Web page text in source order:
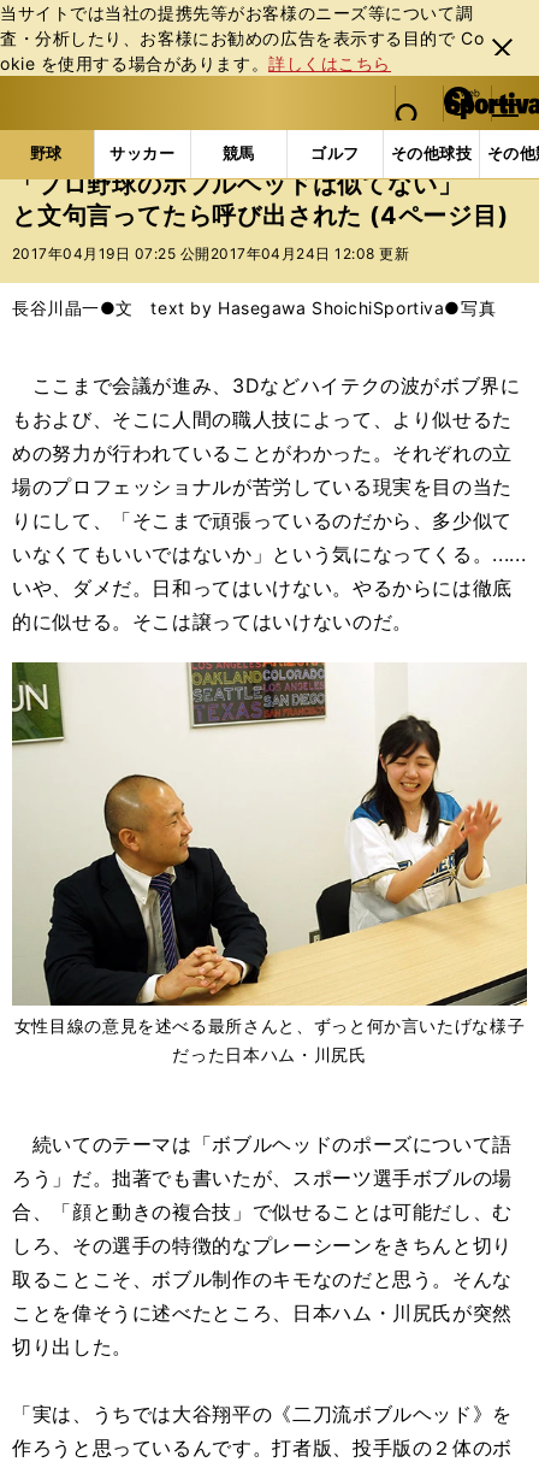
当サイトでは当社の提携先等がお客様のニーズ等について調
査・分析したり、お客様にお勧めの広告を表⽰する⽬的で Co
okie を使⽤する場合があります。詳しくはこちら
閉じ
る
web Sportiva (webスポルティーバ)
検索
マイペ
ー
ジ
メニュ
野球 サッカー 競馬 ゴルフ その他球技 その
b
ス
ポ
ル
バ
野球の記事一覧 プロ野球 「プロ野球のボブルヘッ
「プロ野球のボブルヘッドは似てない」
と文句言ってたら呼び出された (4ページ目)
2017年04月19日 07:25 公開 2017年04月24日 12:08 更新
長谷川晶一●文 text by Hasegawa ShoichiSportiva●写真
ここまで会議が進み、3Dなどハイテクの波がボブ界に
もおよび、そこに人間の職人技によって、より似せるた
めの努力が行われていることがわかった。それぞれの立
場のプロフェッショナルが苦労している現実を目の当た
りにして、「そこまで頑張っているのだから、多少似て
いなくてもいいではないか」という気になってくる。......
いや、ダメだ。日和ってはいけない。やるからには徹底
的に似せる。そこは譲ってはいけないのだ。
女性目線の意見を述べる最所さんと、ずっと何か言いたげな様子
だった日本ハム・川尻氏
続いてのテーマは「ボブルヘッドのポーズについて語
ろう」だ。拙著でも書いたが、スポーツ選手ボブルの場
合、「顔と動きの複合技」で似せることは可能だし、む
しろ、その選手の特徴的なプレーシーンをきちんと切り
取ることこそ、ボブル制作のキモなのだと思う。そんな
ことを偉そうに述べたところ、日本ハム・川尻氏が突然
切り出した。
「実は、うちでは大谷翔平の《二刀流ボブルヘッド》を
作ろうと思っているんです。打者版、投手版の２体のボ